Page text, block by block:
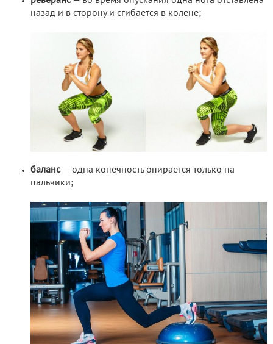
назад и в сторону и сгибается в колене;
баланс— одна конечность опирается только на
пальчики;